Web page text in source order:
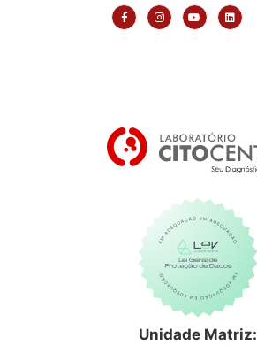
Unidade Matriz: